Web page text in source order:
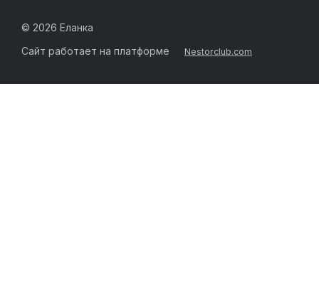
© 2026 Еланка
Сайт работает на платформе
Nestorclub.com